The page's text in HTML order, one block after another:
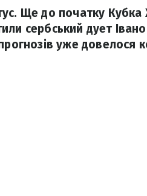
Ще до початку
сербський дует
уже довелося